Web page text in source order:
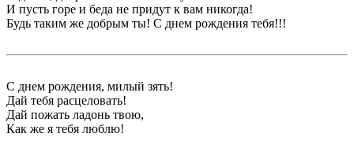
И пусть горе и беда не придут к вам никогда!
Будь таким же добрым ты! С днем рождения тебя!!!
С днем рождения, милый зять!
Дай тебя расцеловать!
Дай пожать ладонь твою,
Как же я тебя люблю!